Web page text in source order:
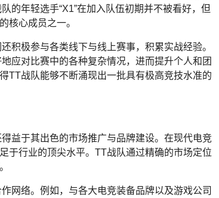
的年轻选手“X1”在加入队伍初期并不被看好，但
核心成员之一。
积极参与各类线下与线上赛事，积累实战经验。
应对比赛中的各种复杂情况，进而提升个人和团
TT战队能够不断涌现出一批具有极高竞技水准的
益于其出色的市场推广与品牌建设。在现代电竞
于行业的顶尖水平。TT战队通过精确的市场定位
网络。例如，与各大电竞装备品牌以及游戏公司